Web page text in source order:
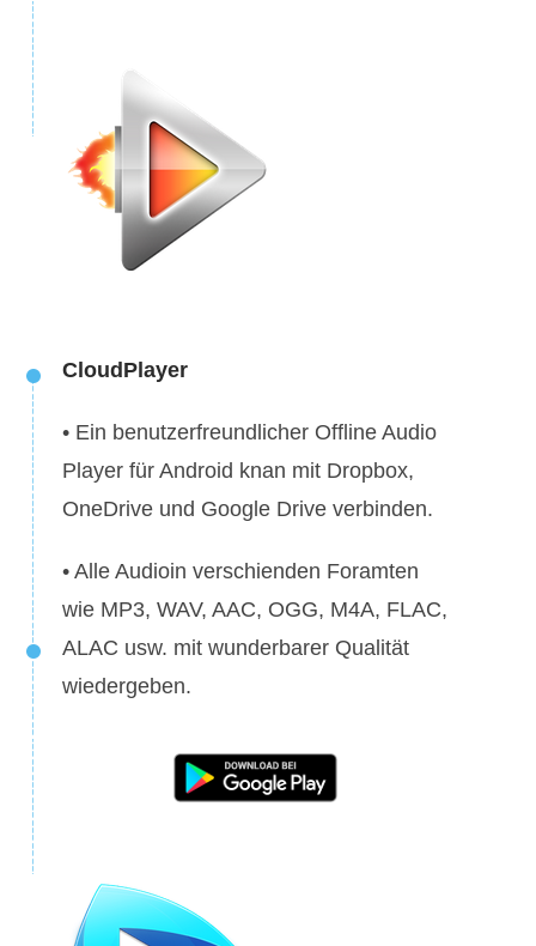
CloudPlayer
• Ein benutzerfreundlicher Offline Audio
Player für Android knan mit Dropbox,
OneDrive und Google Drive verbinden.
• Alle Audioin verschienden Foramten
wie MP3, WAV, AAC, OGG, M4A, FLAC,
ALAC usw. mit wunderbarer Qualität
wiedergeben.